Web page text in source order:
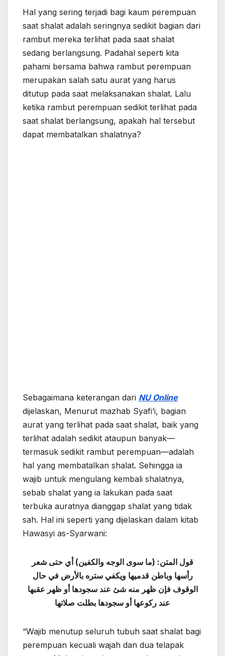
Hal yang sering terjadi bagi kaum perempuan
saat shalat adalah seringnya sedikit bagian dari
rambut mereka terlihat pada saat shalat
sedang berlangsung. Padahal seperti kita
pahami bersama bahwa rambut perempuan
merupakan salah satu aurat yang harus
ditutup pada saat melaksanakan shalat. Lalu
ketika rambut perempuan sedikit terlihat pada
saat shalat berlangsung, apakah hal tersebut
dapat membatalkan shalatnya?
Sebagaimana keterangan dari NU Online
dijelaskan, Menurut mazhab Syafi’i, bagian
aurat yang terlihat pada saat shalat, baik yang
terlihat adalah sedikit ataupun banyak—
termasuk sedikit rambut perempuan—adalah
hal yang membatalkan shalat. Sehingga ia
wajib untuk mengulang kembali shalatnya,
sebab shalat yang ia lakukan pada saat
terbuka auratnya dianggap shalat yang tidak
sah. Hal ini seperti yang dijelaskan dalam kitab
Hawasyi as-Syarwani:
قول المتن: (ما سوى الوجه والكفين) أي حتى شعر
رأسها وباطن قدميها ويكفي ستره بالأرض في حال
الوقوف فإن ظهر منه شئ عند سجودها أو ظهر عقبها
عند ركوعها أو سجودها بطلت صلاتها
“Wajib menutup seluruh tubuh saat shalat bagi
perempuan kecuali wajah dan dua telapak